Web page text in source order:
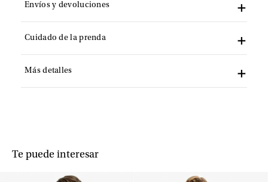
Envíos y devoluciones
Cuidado de la prenda
Más detalles
Te puede interesar